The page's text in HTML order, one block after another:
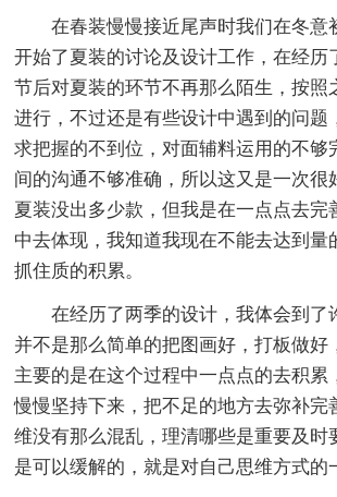
在春装慢慢接近尾声时我们在冬意
开始了夏装的讨论及设计工作，在经历
节后对夏装的环节不再那么陌生，按照
进行，不过还是有些设计中遇到的问题
求把握的不到位，对面辅料运用的不够
间的沟通不够准确，所以这又是一次很
夏装没出多少款，但我是在一点点去完
中去体现，我知道我现在不能去达到量
抓住质的积累。
在经历了两季的设计，我体会到了
并不是那么简单的把图画好，打板做好
主要的是在这个过程中一点点的去积累
慢慢坚持下来，把不足的地方去弥补完
维没有那么混乱，理清哪些是重要及时
是可以缓解的，就是对自己思维方式的